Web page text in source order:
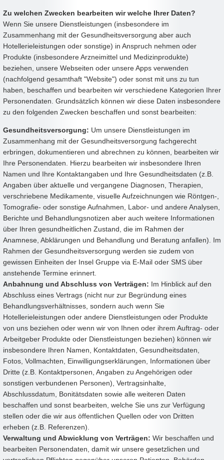
Zu welchen Zwecken bearbeiten wir welche Ihrer Daten?
Wenn Sie unsere Dienstleistungen (insbesondere im
Zusammenhang mit der Gesundheitsversorgung aber auch
Hotellerieleistungen oder sonstige) in Anspruch nehmen oder
Produkte (insbesondere Arzneimittel und Medizinprodukte)
beziehen, unsere Webseiten oder unsere Apps verwenden
(nachfolgend gesamthaft "Website") oder sonst mit uns zu tun
haben, beschaffen und bearbeiten wir verschiedene Kategorien Ihrer
Personendaten. Grundsätzlich können wir diese Daten insbesondere
zu den folgenden Zwecken beschaffen und sonst bearbeiten:
Gesundheitsversorgung: Um unsere Dienstleistungen im
Zusammenhang mit der Gesundheitsversorgung fachgerecht
erbringen, dokumentieren und abrechnen zu können, bearbeiten wir
Ihre Personendaten. Hierzu bearbeiten wir insbesondere Ihren
Namen und Ihre Kontaktangaben und Ihre Gesundheitsdaten (z.B.
Angaben über aktuelle und vergangene Diagnosen, Therapien,
verschriebene Medikamente, visuelle Aufzeichnungen wie Röntgen-,
Tomografie- oder sonstige Aufnahmen, Labor- und andere Analysen,
Berichte und Behandlungsnotizen aber auch weitere Informationen
über Ihren gesundheitlichen Zustand, die im Rahmen der
Anamnese, Abklärungen und Behandlung und Beratung anfallen). Im
Rahmen der Gesundheitsversorgung werden sie zudem von
gewissen Einheiten der Insel Gruppe via E-Mail oder SMS über
anstehende Termine erinnert.
Anbahnung und Abschluss von Verträgen: Im Hinblick auf den
Abschluss eines Vertrags (nicht nur zur Begründung eines
Behandlungsverhältnisses, sondern auch wenn Sie
Hotellerieleistungen oder andere Dienstleistungen oder Produkte
von uns beziehen oder wenn wir von Ihnen oder ihrem Auftrag- oder
Arbeitgeber Produkte oder Dienstleistungen beziehen) können wir
insbesondere Ihren Namen, Kontaktdaten, Gesundheitsdaten,
Fotos, Vollmachten, Einwilligungserklärungen, Informationen über
Dritte (z.B. Kontaktpersonen, Angaben zu Angehörigen oder
sonstigen verbundenen Personen), Vertragsinhalte,
Abschlussdatum, Bonitätsdaten sowie alle weiteren Daten
beschaffen und sonst bearbeiten, welche Sie uns zur Verfügung
stellen oder die wir aus öffentlichen Quellen oder von Dritten
erheben (z.B. Referenzen).
Verwaltung und Abwicklung von Verträgen: Wir beschaffen und
bearbeiten Personendaten, damit wir unsere gesetzlichen und